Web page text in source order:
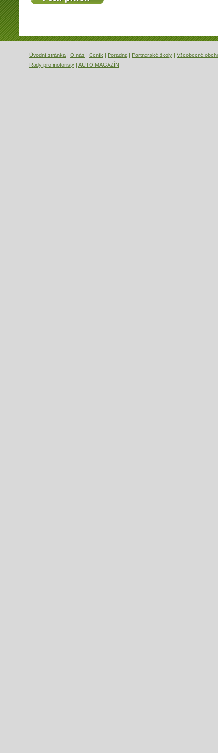
Úvodní stránka | O nás | Ceník | Poradna | Partnerské školy | Všeobecné
Rady pro motoristy | AUTO MAGAZÍN